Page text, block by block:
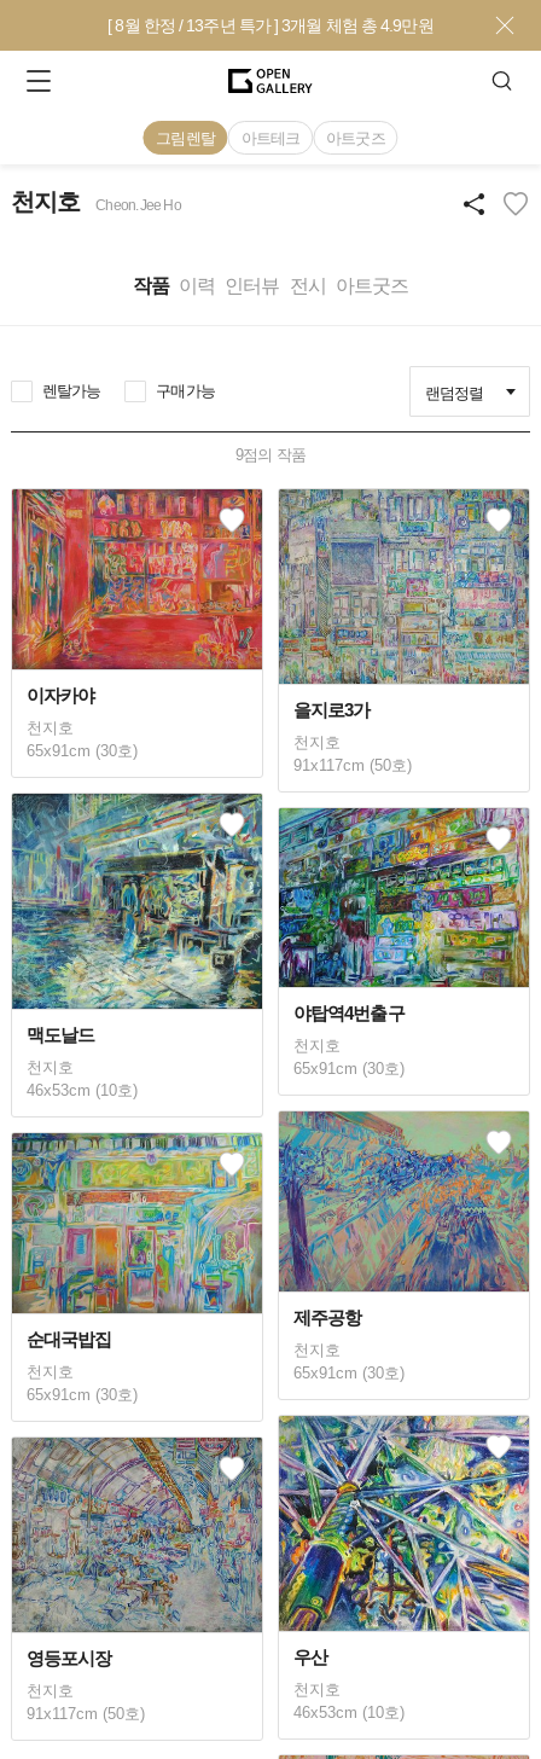
[ 8월 한정 / 13주년 특가 ] 3개월 체험 총 4.9만원
그림렌탈 아트테크 아트굿즈
천지호 Cheon. Jee Ho
작품 이력 인터뷰 전시 아트굿즈
렌탈가능 구매가능 랜덤정렬
9점의 작품
이자카야
천지호
65x91cm (30호)
을지로3가
천지호
91x117cm (50호)
맥도날드
천지호
46x53cm (10호)
야탑역4번출구
천지호
65x91cm (30호)
제주공항
천지호
65x91cm (30호)
순대국밥집
천지호
65x91cm (30호)
우산
천지호
46x53cm (10호)
영등포시장
천지호
91x117cm (50호)